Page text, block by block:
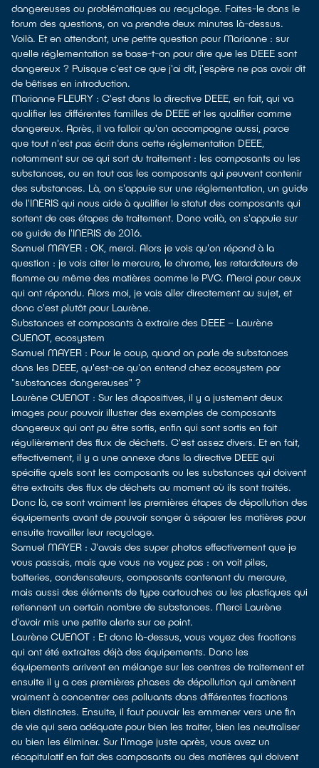
dangereuses ou problématiques au recyclage. Faites-le dans le
forum des questions, on va prendre deux minutes là-dessus.
Voilà. Et en attendant, une petite question pour Marianne : sur
quelle réglementation se base-t-on pour dire que les DEEE sont
dangereux ? Puisque c'est ce que j'ai dit, j'espère ne pas avoir dit
de bêtises en introduction.
Marianne FLEURY : C'est dans la directive DEEE, en fait, qui va
qualifier les différentes familles de DEEE et les qualifier comme
dangereux. Après, il va falloir qu'on accompagne aussi, parce
que tout n'est pas écrit dans cette réglementation DEEE,
notamment sur ce qui sort du traitement : les composants ou les
substances, ou en tout cas les composants qui peuvent contenir
des substances. Là, on s'appuie sur une réglementation, un guide
de l'INERIS qui nous aide à qualifier le statut des composants qui
sortent de ces étapes de traitement. Donc voilà, on s'appuie sur
ce guide de l'INERIS de 2016.
Samuel MAYER : OK, merci. Alors je vois qu'on répond à la
question : je vois citer le mercure, le chrome, les retardateurs de
flamme ou même des matières comme le PVC. Merci pour ceux
qui ont répondu. Alors moi, je vais aller directement au sujet, et
donc c'est plutôt pour Laurène.
Substances et composants à extraire des DEEE – Laurène
CUENOT, ecosystem
Samuel MAYER : Pour le coup, quand on parle de substances
dans les DEEE, qu'est-ce qu'on entend chez ecosystem par
"substances dangereuses" ?
Laurène CUENOT : Sur les diapositives, il y a justement deux
images pour pouvoir illustrer des exemples de composants
dangereux qui ont pu être sortis, enfin qui sont sortis en fait
régulièrement des flux de déchets. C'est assez divers. Et en fait,
effectivement, il y a une annexe dans la directive DEEE qui
spécifie quels sont les composants ou les substances qui doivent
être extraits des flux de déchets au moment où ils sont traités.
Donc là, ce sont vraiment les premières étapes de dépollution des
équipements avant de pouvoir songer à séparer les matières pour
ensuite travailler leur recyclage.
Samuel MAYER : J'avais des super photos effectivement que je
vous passais, mais que vous ne voyez pas : on voit piles,
batteries, condensateurs, composants contenant du mercure,
mais aussi des éléments de type cartouches ou les plastiques qui
retiennent un certain nombre de substances. Merci Laurène
d'avoir mis une petite alerte sur ce point.
Laurène CUENOT : Et donc là-dessus, vous voyez des fractions
qui ont été extraites déjà des équipements. Donc les
équipements arrivent en mélange sur les centres de traitement et
ensuite il y a ces premières phases de dépollution qui amènent
vraiment à concentrer ces polluants dans différentes fractions
bien distinctes. Ensuite, il faut pouvoir les emmener vers une fin
de vie qui sera adéquate pour bien les traiter, bien les neutraliser
ou bien les éliminer. Sur l'image juste après, vous avez un
récapitulatif en fait des composants ou des matières qui doivent